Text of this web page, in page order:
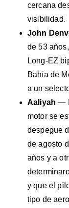
cercana
visibilidad.
John
de 53
Long-EZ
Bahía de
a un
Aaliyah —
motor se
despegue
de agosto
años y a
y que el
tipo de